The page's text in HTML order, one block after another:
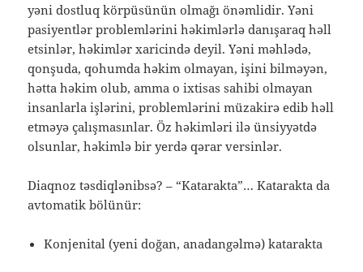
yəni dostluq körpüsünün olmağı önəmlidir. Yəni
pasiyentlər problemlərini həkimlərlə danışaraq həll
etsinlər, həkimlər xaricində deyil. Yəni məhlədə,
qonşuda, qohumda həkim olmayan, işini bilməyən,
hətta həkim olub, amma o ixtisas sahibi olmayan
insanlarla işlərini, problemlərini müzakirə edib həll
etməyə çalışmasınlar. Öz həkimləri ilə ünsiyyətdə
olsunlar, həkimlə bir yerdə qərar versinlər.
Diaqnoz təsdiqlənibsə? – “Katarakta”… Katarakta da
avtomatik bölünür:
Konjenital (yeni doğan, anadangəlmə) katarakta